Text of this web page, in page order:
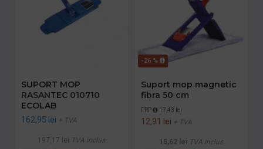
SUPORT MOP
RASANTEC 010710
ECOLAB
162,95 lei + TVA
197,17 lei TVA inclus
-26 %
Suport mop magnetic
fibra 50 cm
PRP 17,43 lei
12,91 lei + TVA
15,62 lei TVA inclus